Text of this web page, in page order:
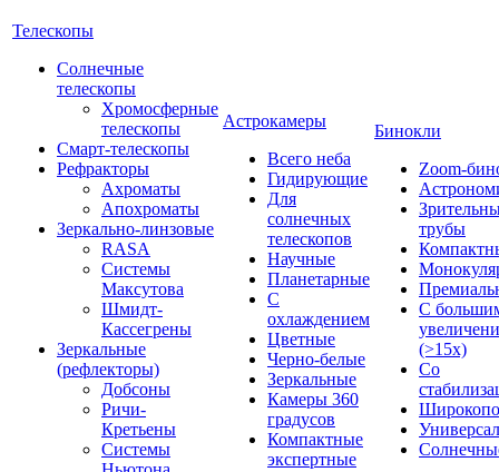
Телескопы
Солнечные
телескопы
Хромосферные
телескопы
Смарт-телескопы
Рефракторы
Ахроматы
Апохроматы
Зеркально-линзовые
RASA
Системы
Максутова
Шмидт-
Кассегрены
Зеркальные
(рефлекторы)
Добсоны
Ричи-
Кретьены
Системы
Астрокамеры
Всего неба
Гидирующие
Для
солнечных
телескопов
Научные
Планетарные
С
охлаждением
Цветные
Черно-белые
Зеркальные
Камеры 360
градусов
Компактные
экспертные
Бинокли
Zoom-
трубы
С
(>15x)
Со